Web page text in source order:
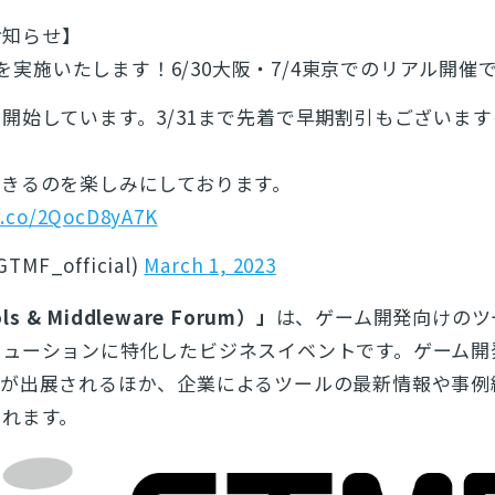
らせ】
実施いたします！6/30大阪・7/4東京でのリアル開催
始しています。3/31まで先着で早期割引もございま
るのを楽しみにしております。
2QocD8yA7K
March 1, 2023
& Middleware Forum）」 は、ゲーム開発向けの
ーションに特化したビジネスイベントです。ゲーム
出展されるほか、企業によるツールの最新情報や事
ます。